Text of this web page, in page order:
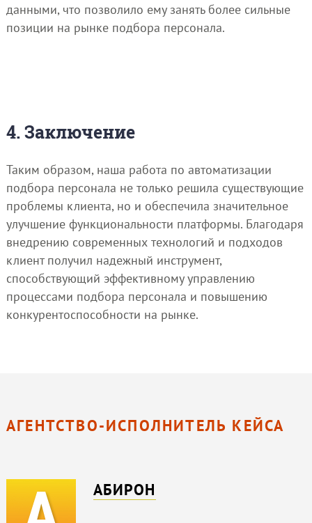
данными, что позволило ему занять более сильные
позиции на рынке подбора персонала.
4. Заключение
Таким образом, наша работа по автоматизации
подбора персонала не только решила существующие
проблемы клиента, но и обеспечила значительное
улучшение функциональности платформы. Благодаря
внедрению современных технологий и подходов
клиент получил надежный инструмент,
способствующий эффективному управлению
процессами подбора персонала и повышению
конкурентоспособности на рынке.
АГЕНТСТВО-ИСПОЛНИТЕЛЬ КЕЙСА
АБИРОН